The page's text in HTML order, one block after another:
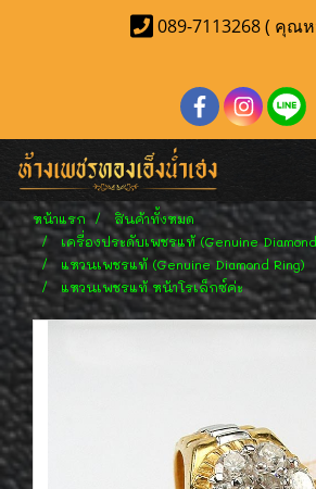
089-7113268 ( คุณ
หน้าแรก
สินค้าทั้งหมด
เครื่องประดับเพชรแท้ (Genuine
แหวนเพชรแท้ (Genuine Diamond Ring)
แหวนเพชรแท้ หน้าโรเล็กซ์ค่ะ